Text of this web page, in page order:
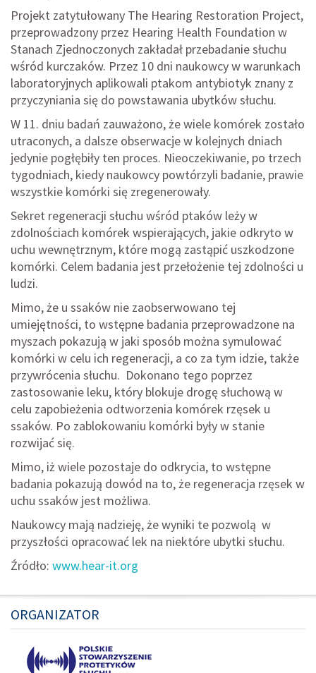
Projekt zatytułowany The Hearing Restoration Project,
przeprowadzony przez Hearing Health Foundation w
Stanach Zjednoczonych zakładał przebadanie słuchu
wśród kurczaków. Przez 10 dni naukowcy w warunkach
laboratoryjnych aplikowali ptakom antybiotyk znany z
przyczyniania się do powstawania ubytków słuchu.
W 11. dniu badań zauważono, że wiele komórek zostało
utraconych, a dalsze obserwacje w kolejnych dniach
jedynie pogłębiły ten proces. Nieoczekiwanie, po trzech
tygodniach, kiedy naukowcy powtórzyli badanie, prawie
wszystkie komórki się zregenerowały.
Sekret regeneracji słuchu wśród ptaków leży w
zdolnościach komórek wspierających, jakie odkryto w
uchu wewnętrznym, które mogą zastąpić uszkodzone
komórki. Celem badania jest przełożenie tej zdolności u
ludzi.
Mimo, że u ssaków nie zaobserwowano tej
umiejętności, to wstępne badania przeprowadzone na
myszach pokazują w jaki sposób można symulować
komórki w celu ich regeneracji, a co za tym idzie, także
przywrócenia słuchu. Dokonano tego poprzez
zastosowanie leku, który blokuje drogę słuchową w
celu zapobieżenia odtworzenia komórek rzęsek u
ssaków. Po zablokowaniu komórki były w stanie
rozwijać się.
Mimo, iż wiele pozostaje do odkrycia, to wstępne
badania pokazują dowód na to, że regeneracja rzęsek w
uchu ssaków jest możliwa.
Naukowcy mają nadzieję, że wyniki te pozwolą w
przyszłości opracować lek na niektóre ubytki słuchu.
Źródło: www.hear-it.org
ORGANIZATOR